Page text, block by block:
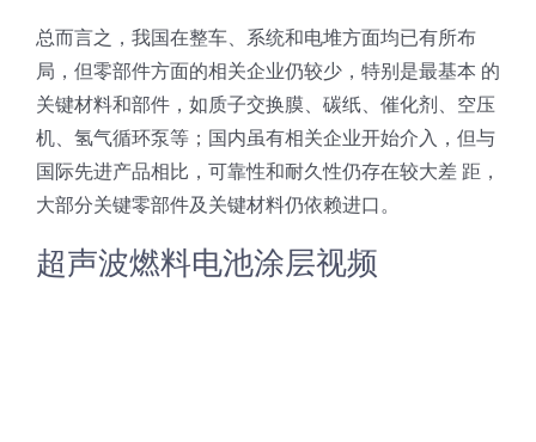
流量
双进液
耐化学腐蚀的喷嘴
喷嘴兼容性
总而言之，我国在整车、系统和电堆方面均已有所布
局，但零部件方面的相关企业仍较少，特别是最基本 的
关键材料和部件，如质子交换膜、碳纸、催化剂、空压
机、氢气循环泵等；国内虽有相关企业开始介入，但与
国际先进产品相比，可靠性和耐久性仍存在较大差 距，
大部分关键零部件及关键材料仍依赖进口。
超声波燃料电池涂层视频